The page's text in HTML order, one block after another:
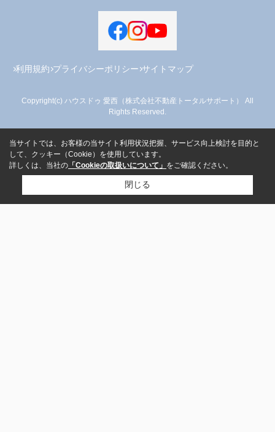
利用規約 プライバシーポリシー サイトマップ
Copyright(c) ハウスドゥ 愛西（株式会社不動産トータルサポート） All
Rights Reserved.
当サイトでは、お客様の当サイト利用状況把握、サービス向上検討を目的と
して、クッキー（Cookie）を使用しています。
詳しくは、当社の 「Cookieの取扱いについて」 をご確認ください。
閉じる